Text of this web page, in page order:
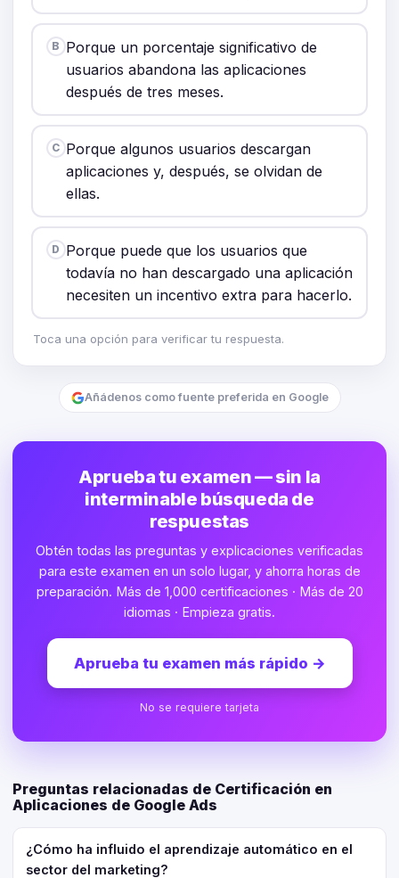
B Porque un porcentaje significativo de
usuarios abandona las aplicaciones
después de tres meses.
C Porque algunos usuarios descargan
aplicaciones y, después, se olvidan de
ellas.
D Porque puede que los usuarios que
todavía no han descargado una aplicación
necesiten un incentivo extra para hacerlo.
Toca una opción para verificar tu respuesta.
Añádenos como fuente preferida en Google
Aprueba tu examen — sin la
interminable búsqueda de
respuestas
Obtén todas las preguntas y explicaciones verificadas
para este examen en un solo lugar, y ahorra horas de
preparación. Más de 1,000 certificaciones · Más de 20
idiomas · Empieza gratis.
Aprueba tu examen más rápido →
No se requiere tarjeta
Preguntas relacionadas de Certificación en
Aplicaciones de Google Ads
¿Cómo ha influido el aprendizaje automático en el
sector del marketing?